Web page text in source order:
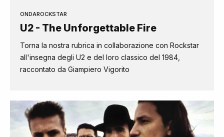
ONDAROCKSTAR
U2 - The Unforgettable Fire
Torna la nostra rubrica in collaborazione con Rockstar
all'insegna degli U2 e del loro classico del 1984,
raccontato da Giampiero Vigorito